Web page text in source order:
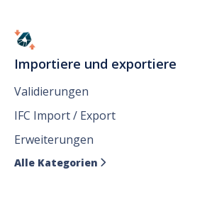
Importiere und exportiere
Validierungen
IFC Import / Export
Erweiterungen
Alle Kategorien 